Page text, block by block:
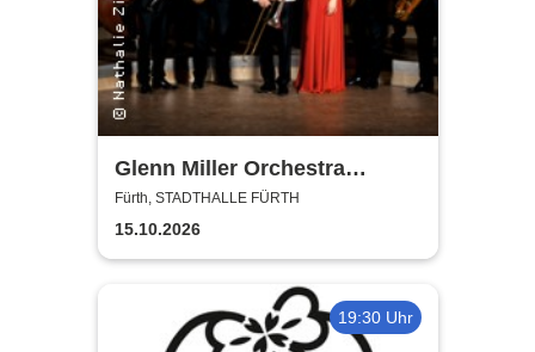
Glenn Miller Orchestra
directed by Uli Plettendorff
Fürth, STADTHALLE FÜRTH
15.10.2026
19:30 Uhr